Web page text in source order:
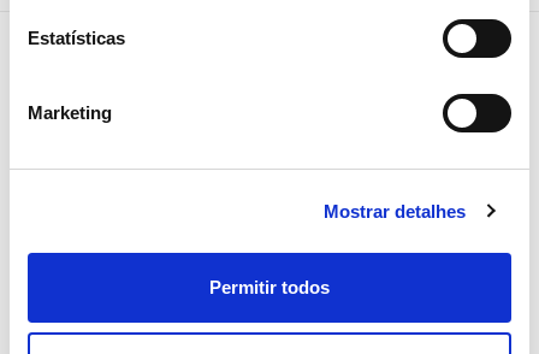
Estatísticas
Marketing
Mostrar detalhes
Permitir todos
Notícias relacionadas